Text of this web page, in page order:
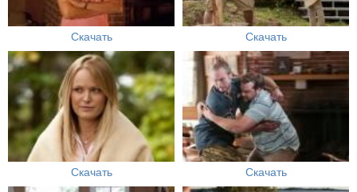
Скачать Скачать
Скачать Скачать